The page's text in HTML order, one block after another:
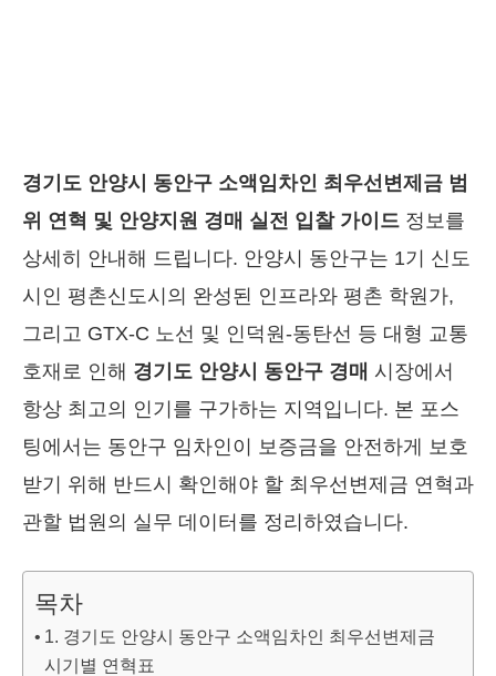
경기도 안양시 동안구 소액임차인 최우선변제금 범
위 연혁 및 안양지원 경매 실전 입찰 가이드 정보를
상세히 안내해 드립니다. 안양시 동안구는 1기 신도
시인 평촌신도시의 완성된 인프라와 평촌 학원가,
그리고 GTX-C 노선 및 인덕원-동탄선 등 대형 교통
호재로 인해 경기도 안양시 동안구 경매 시장에서
항상 최고의 인기를 구가하는 지역입니다. 본 포스
팅에서는 동안구 임차인이 보증금을 안전하게 보호
받기 위해 반드시 확인해야 할 최우선변제금 연혁과
관할 법원의 실무 데이터를 정리하였습니다.
목차
1. 경기도 안양시 동안구 소액임차인 최우선변제금
시기별 연혁표